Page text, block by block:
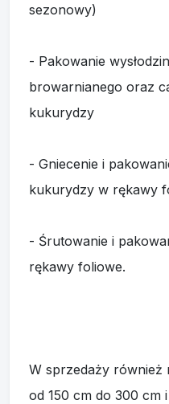
sezonowy)
- Pakowanie
browarnianego oraz
kukurydzy
- Gniecenie i
kukurydzy w rękawy
- Śrutowanie i
rękawy foliowe.
W sprzedaży również
od 150 cm do 300 cm